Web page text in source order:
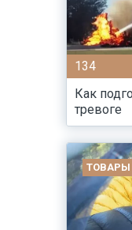
134
Как
тревоге
ТОВАРЫ